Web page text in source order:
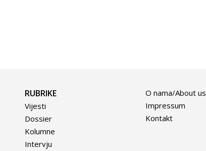
RUBRIKE
Vijesti
Dossier
Kolumne
Intervju
O nama/About us
Impressum
Kontakt